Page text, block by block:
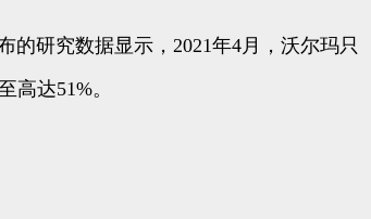
的研究数据显示，2021年4月，沃尔玛只
达51%。